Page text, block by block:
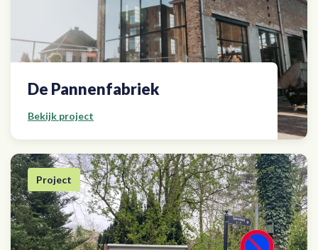
De Pannenfabriek
Bekijk project
Project